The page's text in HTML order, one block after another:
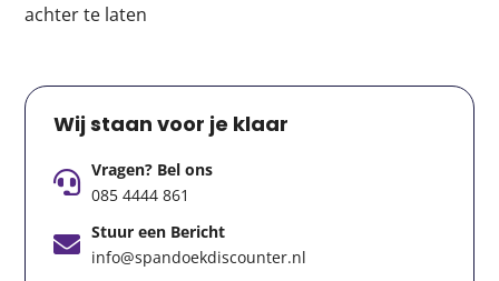
achter te laten
Wij staan voor je klaar
Vragen? Bel ons
085 4444 861
Stuur een Bericht
info@spandoekdiscounter.nl